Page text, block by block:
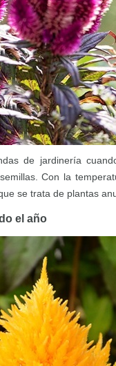
de jardinería
Con la
se trata de plantas
el año